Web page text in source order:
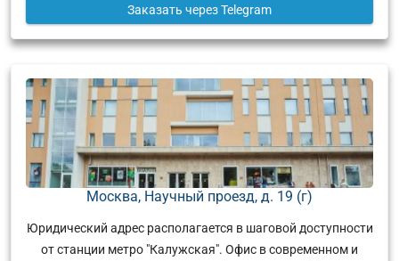
Заказать через Telegram
Москва, Научный проезд, д. 19 (г)
Юридический адрес располагается в шаговой доступности
от станции метро "Калужская". Офис в современном и